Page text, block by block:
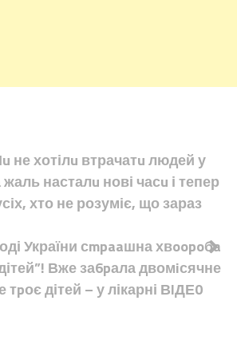
не хотілu втрачатu людей у
насталu нові часu і тепер
хто не розуміє, що зараз
України сmpaaшна хвoopoбa
Вже за6pала двомiсячне
дітей – у лікарні ВlДЕ0